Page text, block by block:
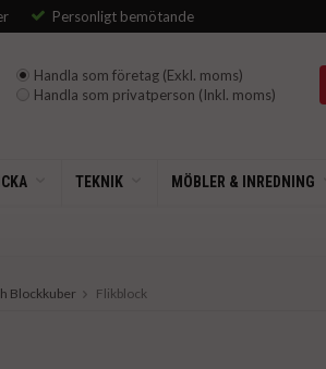
Personligt bemötande
Handla som företag (Exkl. moms)
Handla som privatperson (Inkl. moms)
TEKNIK MÖBLER & INREDNING
Blockkuber Flikblock